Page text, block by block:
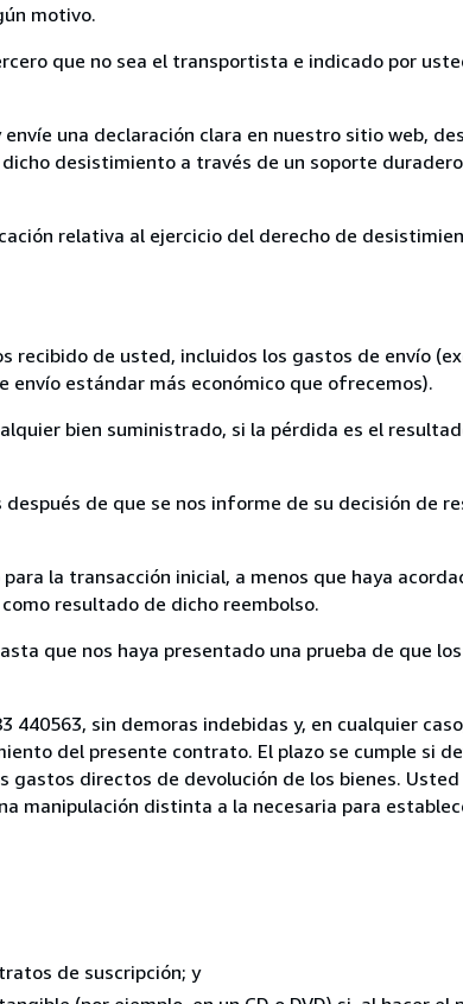
motivo.
que no sea el transportista e indicado por
una declaración clara en nuestro sitio web,
desistimiento a través de un soporte
relativa al ejercicio del derecho de
recibido de usted, incluidos los gastos de envío
envío estándar más económico que ofrecemos).
bien suministrado, si la pérdida es el
de que se nos informe de su decisión de
la transacción inicial, a menos que haya
resultado de dicho reembolso.
que nos haya presentado una prueba de que
440563, sin demoras indebidas y, en cualquier
del presente contrato. El plazo se cumple si
gastos directos de devolución de los bienes. Usted
manipulación distinta a la necesaria para
de suscripción; y